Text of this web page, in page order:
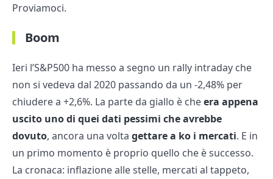
Proviamoci.
Boom
Ieri l’S&P500 ha messo a segno un rally intraday che
non si vedeva dal 2020 passando da un -2,48% per
chiudere a +2,6%. La parte da giallo è cheera appena
uscito uno di quei dati pessimi che avrebbe
dovuto, ancora una volta gettare a ko i mercati. E in
un primo momento è proprio quello che è successo.
La cronaca: inflazione alle stelle, mercati al tappeto,